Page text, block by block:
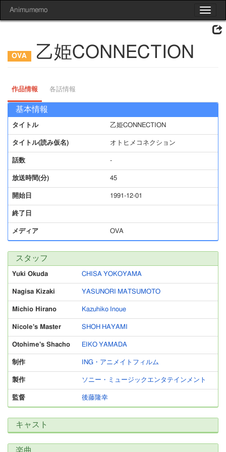
Toggle
Animumemo
乙姫CONNECTION
作品情報 各話情報
基本情報
タイトル 乙姫CONNECTION
タイトル(読み仮名) オトヒメコネクション
話数 -
放送時間(分) 45
開始日 1991-12-01
終了日
メディア OVA
スタッフ
Yuki Okuda CHISA YOKOYAMA
Nagisa Kizaki YASUNORI MATSUMOTO
Michio Hirano Kazuhiko Inoue
Nicole's Master SHOH HAYAMI
Otohime's Shacho EIKO YAMADA
制作 ING・アニメイトフィルム
製作 ソニー・ミュージックエンタテインメント
監督 後藤隆幸
キャスト